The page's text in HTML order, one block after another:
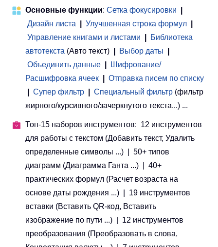
Основные функции: Сетка фокусировки
Дизайн листа
Улучшенная строка формул
Управление книгами и листами
Библиотека
автотекста (Авто текст) Выбор даты
Объединить данные
Шифрование/
Расшифровка ячеек
Отправка писем по списку
Супер фильтр Специальный фильтр (фильтр
жирного/курсивного/зачеркнутого текста...) ...
Топ-15 наборов инструментов: 12 инструментов
для работы с текстом (Добавить текст, Удалить
определенные символы ...) | 50+ типов
диаграмм (Диаграмма Ганта ...) | 40+
практических формул (Расчет возраста на
основе даты рождения ...) | 19 инструментов
вставки (Вставить QR-код, Вставить
изображение по пути ...) | 12 инструментов
преобразования (Преобразовать в слова,